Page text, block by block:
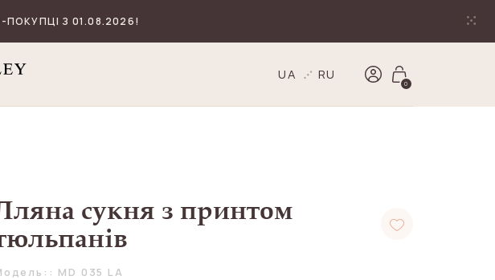
З 01.08.2026!
UA RU
0
сукня з принтом
MD 035 LA